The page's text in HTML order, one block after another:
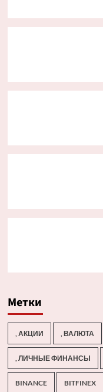
Метки
, АКЦИИ , ВАЛЮТА
, ЛИЧНЫЕ ФИНАНСЫ
BINANCE BITFINEX